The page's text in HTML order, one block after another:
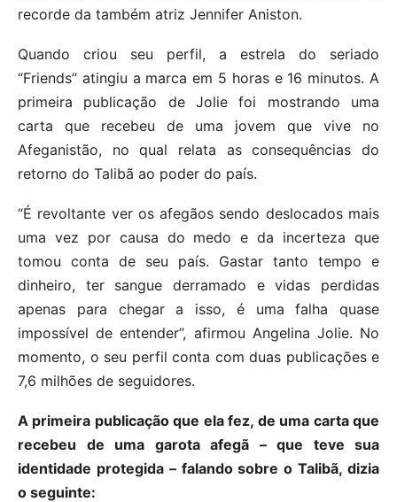
recorde da também atriz Jennifer Aniston.
Quando criou seu perfil, a estrela do seriado
“Friends” atingiu a marca em 5 horas e 16 minutos. A
primeira publicação de Jolie foi mostrando uma
carta que recebeu de uma jovem que vive no
Afeganistão, no qual relata as consequências do
retorno do Talibã ao poder do país.
“É revoltante ver os afegãos sendo deslocados mais
uma vez por causa do medo e da incerteza que
tomou conta de seu país. Gastar tanto tempo e
dinheiro, ter sangue derramado e vidas perdidas
apenas para chegar a isso, é uma falha quase
impossível de entender”, afirmou Angelina Jolie. No
momento, o seu perfil conta com duas publicações e
7,6 milhões de seguidores.
A primeira publicação que ela fez, de uma carta que
recebeu de uma garota afegã – que teve sua
identidade protegida – falando sobre o Talibã, dizia
o seguinte: